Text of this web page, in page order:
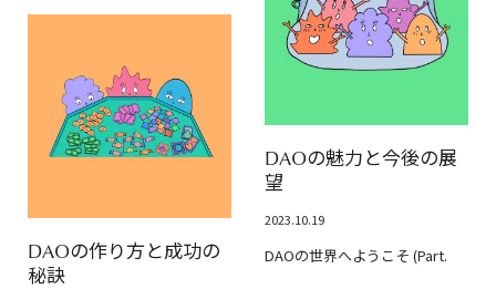
DAOの作り方と成功の
秘訣
DAOの魅力と今後の展
望
2023.10.19
DAOの世界へようこそ (Part.